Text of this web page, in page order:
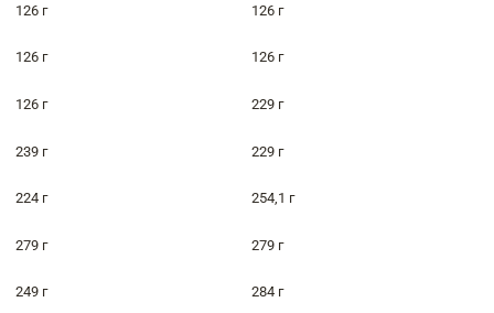
126 г 126 г
126 г 126 г
126 г 229 г
239 г 229 г
224 г 254,1 г
279 г 279 г
249 г 284 г